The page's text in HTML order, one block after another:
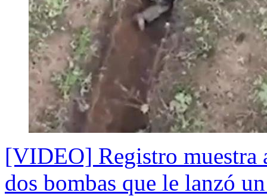
[VIDEO] Registro muestra
dos bombas que le lanzó